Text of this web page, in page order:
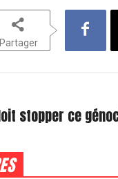
Partager
stopper ce